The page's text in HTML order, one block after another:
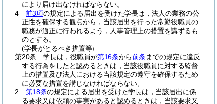
により届け出なければならない。
4
前3項の規定による届出を受けた学長は，法人の業務の公
正性を確保する観点から，当該届出を行った常勤役職員の
職務が適正に行われるよう，人事管理上の措置を講ずるも
のとする。
(学長がとるべき措置等)
第20条
学長は，役職員が第16条から前条 までの規定に違反
する行為をしたと認めるときは，当該役職員に対する監督
上の措置及び法人における当該規定の遵守を確保するため
に必要な措置を講じなければならない。
2
第18条の規定による届出を受けた学長は，当該届出に係
る要求又は依頼の事実があると認めるときは，当該要求又